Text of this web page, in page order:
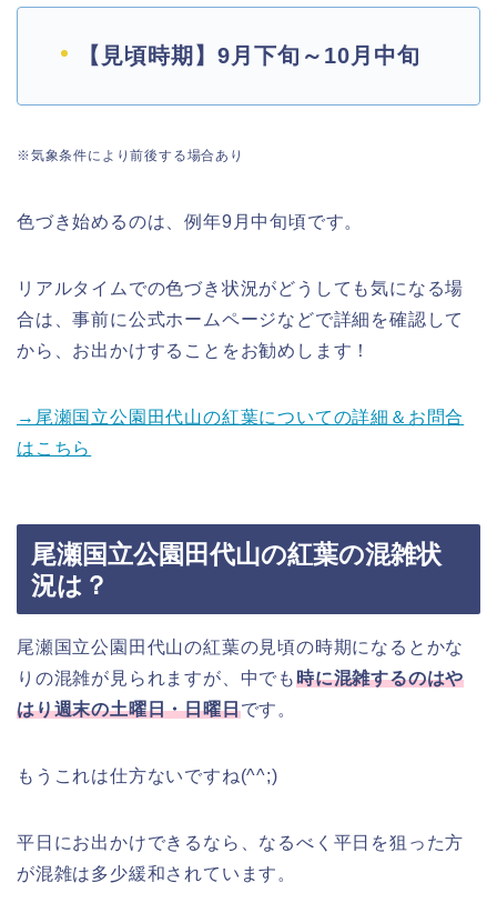
【見頃時期】9月下旬～10月中旬
※気象条件により前後する場合あり
色づき始めるのは、例年9月中旬頃です。
リアルタイムでの色づき状況がどうしても気になる場
合は、事前に公式ホームページなどで詳細を確認して
から、お出かけすることをお勧めします！
→尾瀬国立公園田代山の紅葉についての詳細＆お問合
はこちら
尾瀬国立公園田代山の紅葉の混雑状
況は？
尾瀬国立公園田代山の紅葉の見頃の時期になるとかな
りの混雑が見られますが、中でも時に混雑するのはや
はり週末の土曜日・日曜日です。
もうこれは仕方ないですね(^^;)
平日にお出かけできるなら、なるべく平日を狙った方
が混雑は多少緩和されています。